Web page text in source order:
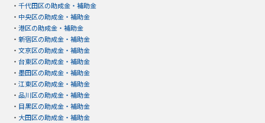
・ 千代田区の助成金・補助金
・ 中央区の助成金・補助金
・ 港区の助成金・補助金
・ 新宿区の助成金・補助金
・ 文京区の助成金・補助金
・ 台東区の助成金・補助金
・ 墨田区の助成金・補助金
・ 江東区の助成金・補助金
・ 品川区の助成金・補助金
・ 目黒区の助成金・補助金
・ 大田区の助成金・補助金